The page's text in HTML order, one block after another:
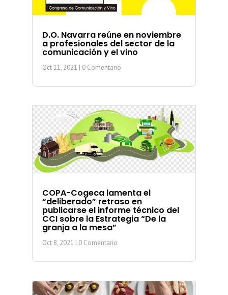
D.O. Navarra reúne en noviembre
a profesionales del sector de la
comunicación y el vino
Oct 11, 2021 | 0 Comentario
COPA-Cogeca lamenta el
“deliberado” retraso en
publicarse el informe técnico del
CCI sobre la Estrategia “De la
granja a la mesa”
Oct 8, 2021 | 0 Comentario